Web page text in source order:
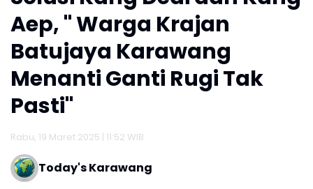
Aep, " Warga Krajan
Batujaya Karawang
Menanti Ganti Rugi Tak
Pasti"
Rabu, 19 Maret 2025 | 11:52 WIB
Today's Karawang